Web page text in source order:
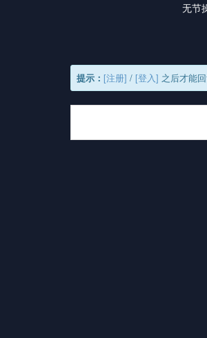
无节
提示： [注册] / [登入] 之后才能回